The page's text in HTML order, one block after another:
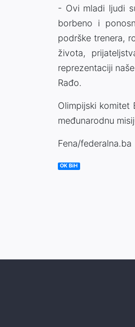
- Ovi mladi ljudi
borbeno i
podrške trenera,
života,
reprezentaciji
Rađo.
Olimpijski komitet
međunarodnu
Fena/federalna.ba
OK BiH